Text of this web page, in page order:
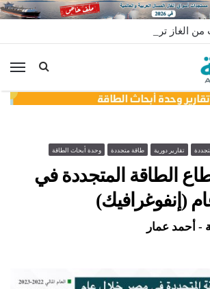
15% في شهر يوليو
تقارير دورية طاقة متجددة وحدة أبحاث الطاقة
الطاقة المتجددة في
(إنفوغرافيك)
- أحمد عمار